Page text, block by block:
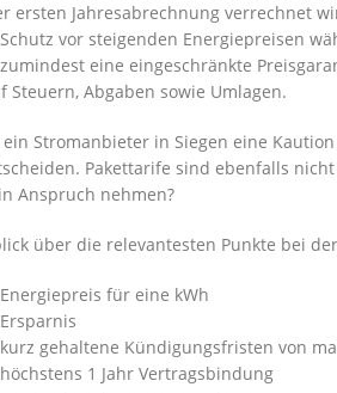
ersten Jahresabrechnung verrechnet
vor steigenden Energiepreisen
eine eingeschränkte
Steuern, Abgaben sowie Umlagen.
Stromanbieter in Siegen eine
Pakettarife sind ebenfalls
Anspruch nehmen?
über die relevantesten Punkte bei
Energiepreis für eine kWh
Ersparnis
kurz gehaltene Kündigungsfristen von
höchstens 1 Jahr Vertragsbindung